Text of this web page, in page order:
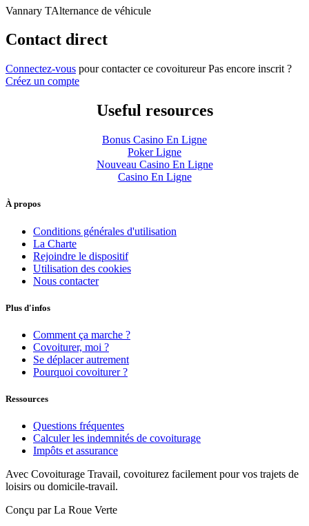
Vannary TAlternance de véhicule
Contact direct
Connectez-vous pour contacter ce covoitureurPas encore inscrit ?
Créez un compte
Useful resources
Bonus Casino En Ligne
Poker Ligne
Nouveau Casino En Ligne
Casino En Ligne
À propos
Conditions générales d'utilisation
La Charte
Rejoindre le dispositif
Utilisation des cookies
Nous contacter
Plus d'infos
Comment ça marche ?
Covoiturer, moi ?
Se déplacer autrement
Pourquoi covoiturer ?
Ressources
Questions fréquentes
Calculer les indemnités de covoiturage
Impôts et assurance
Avec Covoiturage Travail, covoiturez facilement pour vos trajets de
loisirs ou domicile-travail.
Conçu par La Roue Verte